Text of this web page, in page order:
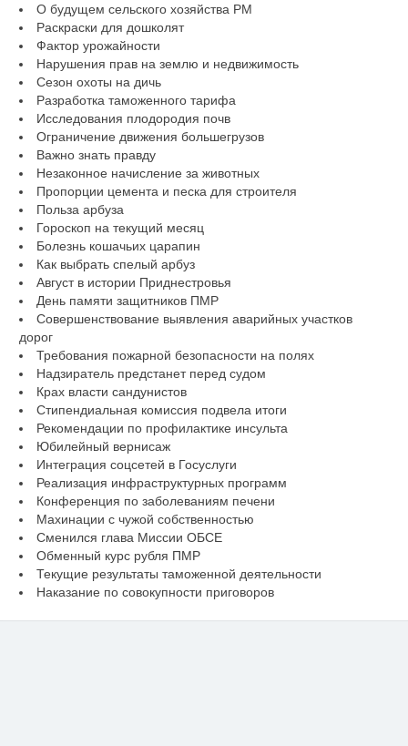
О будущем сельского хозяйства РМ
Раскраски для дошколят
Фактор урожайности
Нарушения прав на землю и недвижимость
Сезон охоты на дичь
Разработка таможенного тарифа
Исследования плодородия почв
Ограничение движения большегрузов
Важно знать правду
Незаконное начисление за животных
Пропорции цемента и песка для строителя
Польза арбуза
Гороскоп на текущий месяц
Болезнь кошачьих царапин
Как выбрать спелый арбуз
Август в истории Приднестровья
День памяти защитников ПМР
Совершенствование выявления аварийных участков
дорог
Требования пожарной безопасности на полях
Надзиратель предстанет перед судом
Крах власти сандунистов
Стипендиальная комиссия подвела итоги
Рекомендации по профилактике инсульта
Юбилейный вернисаж
Интеграция соцсетей в Госуслуги
Реализация инфраструктурных программ
Конференция по заболеваниям печени
Махинации с чужой собственностью
Сменился глава Миссии ОБСЕ
Обменный курс рубля ПМР
Текущие результаты таможенной деятельности
Наказание по совокупности приговоров